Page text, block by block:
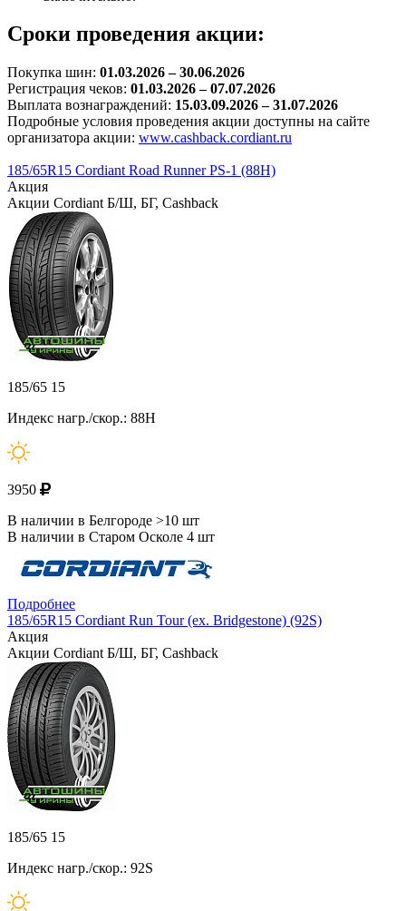
Сроки проведения акции:
Покупка шин: 01.03.2026 – 30.06.2026
Регистрация чеков: 01.03.2026 – 07.07.2026
Выплата вознаграждений: 15.03.09.2026 – 31.07.2026
Подробные условия проведения акции доступны на сайте
организатора акции: www.cashback.cordiant.ru
185/65R15 Cordiant Road Runner PS-1 (88H)
Акция
Акции Cordiant Б/Ш, БГ, Cashback
185/65 15
Индекс нагр./скор.: 88H
3950
В наличии в Белгороде >10 шт
В наличии в Старом Осколе 4 шт
Подробнее
185/65R15 Cordiant Run Tour (ex. Bridgestone) (92S)
Акция
Акции Cordiant Б/Ш, БГ, Cashback
185/65 15
Индекс нагр./скор.: 92S